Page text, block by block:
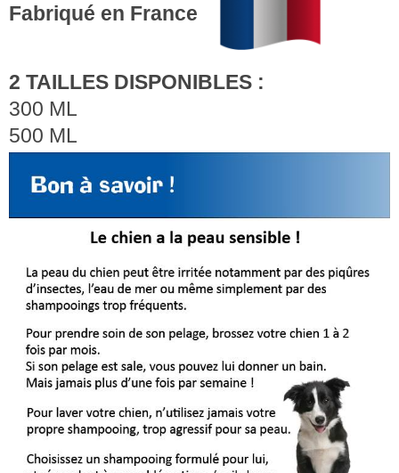
Fabriqué en France
2 TAILLES DISPONIBLES :
300 ML
500 ML